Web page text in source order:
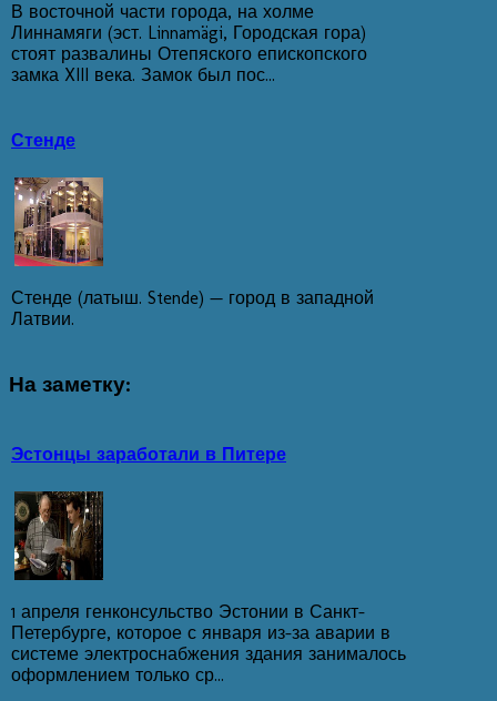
В восточной части города, на холме
Линнамяги (эст. Linnamägi, Городская гора)
стоят развалины Отепяского епископского
замка XIII века. Замок был пос...
Стенде
Стенде (латыш. Stende) — город в западной
Латвии.
На заметку:
Эстонцы заработали в Питере
1 апреля генконсульство Эстонии в Санкт-
Петербурге, которое с января из-за аварии в
системе электроснабжения здания занималось
оформлением только ср...